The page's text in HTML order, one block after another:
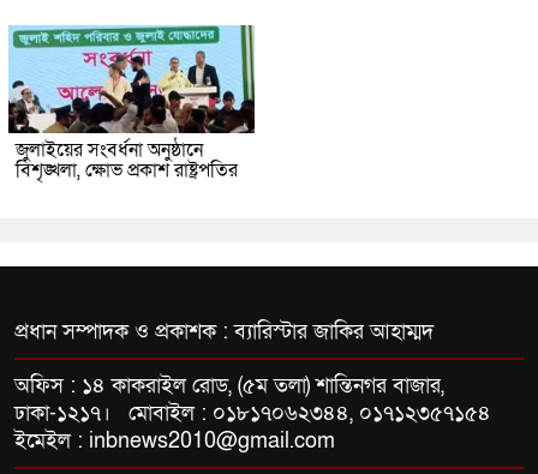
জুলাইয়ের সংবর্ধনা অনুষ্ঠানে
বিশৃঙ্খলা, ক্ষোভ প্রকাশ রাষ্ট্রপতির
প্রধান সম্পাদক ও প্রকাশক : ব্যারিস্টার জাকির আহাম্মদ
অফিস : ১৪ কাকরাইল রোড, (৫ম তলা) শান্তিনগর বাজার,
ঢাকা-১২১৭। মোবাইল : ০১৮১৭০৬২৩৪৪, ০১৭১২৩৫৭১৫৪
ইমেইল : inbnews2010@gmail.com